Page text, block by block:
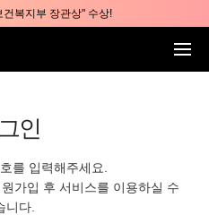
복지부 장관상" 수상!
토) 광복절 정상진료
인
를 입력해주세요.
가입 후 서비스를 이용하실 수
니다.